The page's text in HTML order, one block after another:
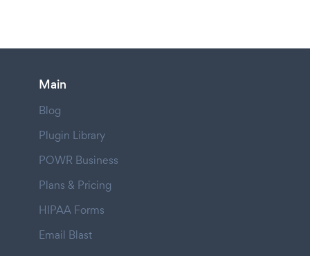
Main
Blog
Plugin Library
POWR Business
Plans & Pricing
HIPAA Forms
Email Blast